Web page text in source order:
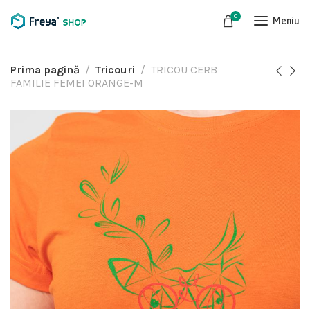
0 Meniu
Prima pagină Tricouri
TRICOU CERB
FAMILIE FEMEI ORANGE-M